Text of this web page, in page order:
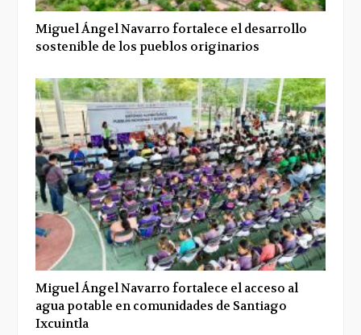
Miguel Ángel Navarro fortalece el desarrollo
sostenible de los pueblos originarios
Miguel Ángel Navarro fortalece el acceso al
agua potable en comunidades de Santiago
Ixcuintla